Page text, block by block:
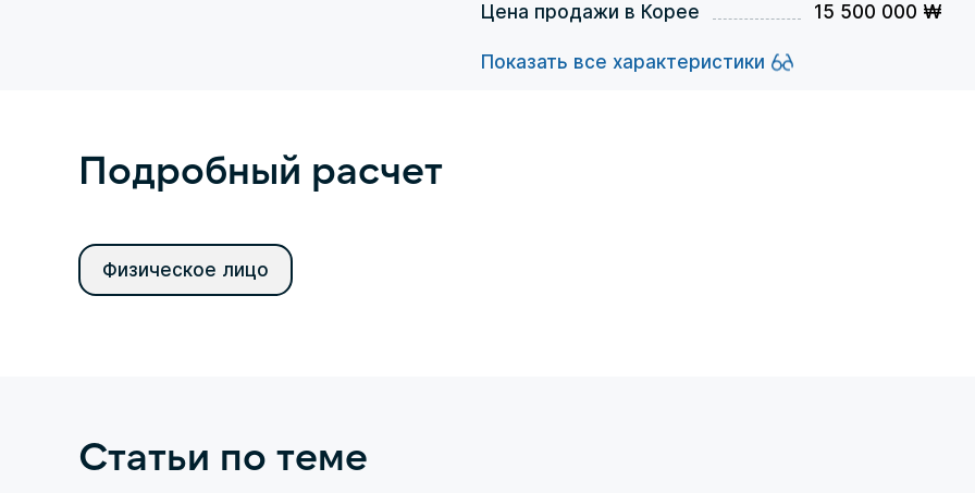
Цена продажи в Корее
15 500 000 ₩
Показать все характеристики
Подробный расчет
Физическое лицо
Статьи по теме